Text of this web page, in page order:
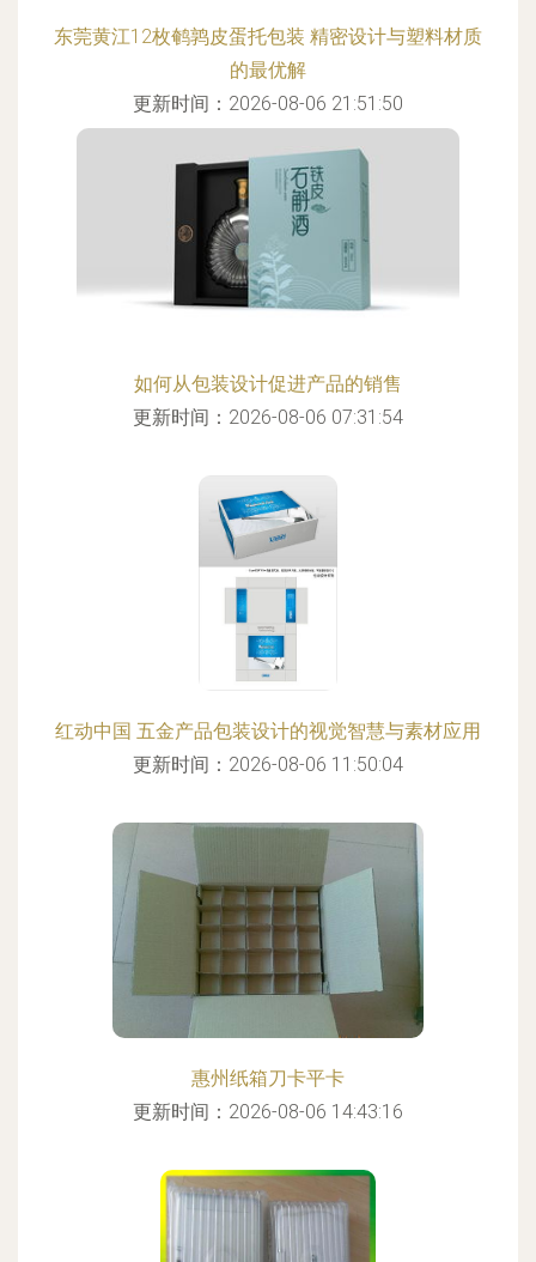
东莞黄江12枚鹌鹑皮蛋托包装 精密设计与塑料材质
的最优解
更新时间：2026-08-06 21:51:50
如何从包装设计促进产品的销售
更新时间：2026-08-06 07:31:54
红动中国 五金产品包装设计的视觉智慧与素材应用
更新时间：2026-08-06 11:50:04
惠州纸箱刀卡平卡
更新时间：2026-08-06 14:43:16